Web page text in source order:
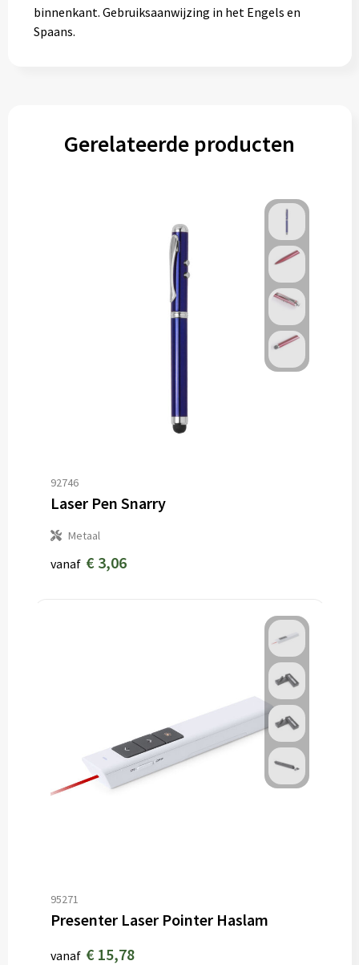
binnenkant. Gebruiksaanwijzing in het Engels en
Spaans.
Gerelateerde producten
92746
Laser Pen Snarry
Metaal
vanaf € 3,06
95271
Presenter Laser Pointer Haslam
vanaf € 15,78